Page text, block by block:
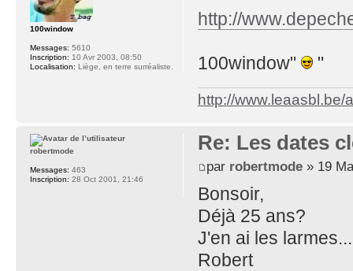
http://
100window" "
http://www.leaasbl.be/
100window
Messages: 5610
Inscription: 10 Avr 2003, 08:50
Localisation: Liège, en terre surréaliste.
Re: Les dates
par robertmode» 19
Bonsoir,
Déjà 25 ans?
J'en ai les
Robert
robertmode
Messages: 463
Inscription: 28 Oct 2001, 21:46